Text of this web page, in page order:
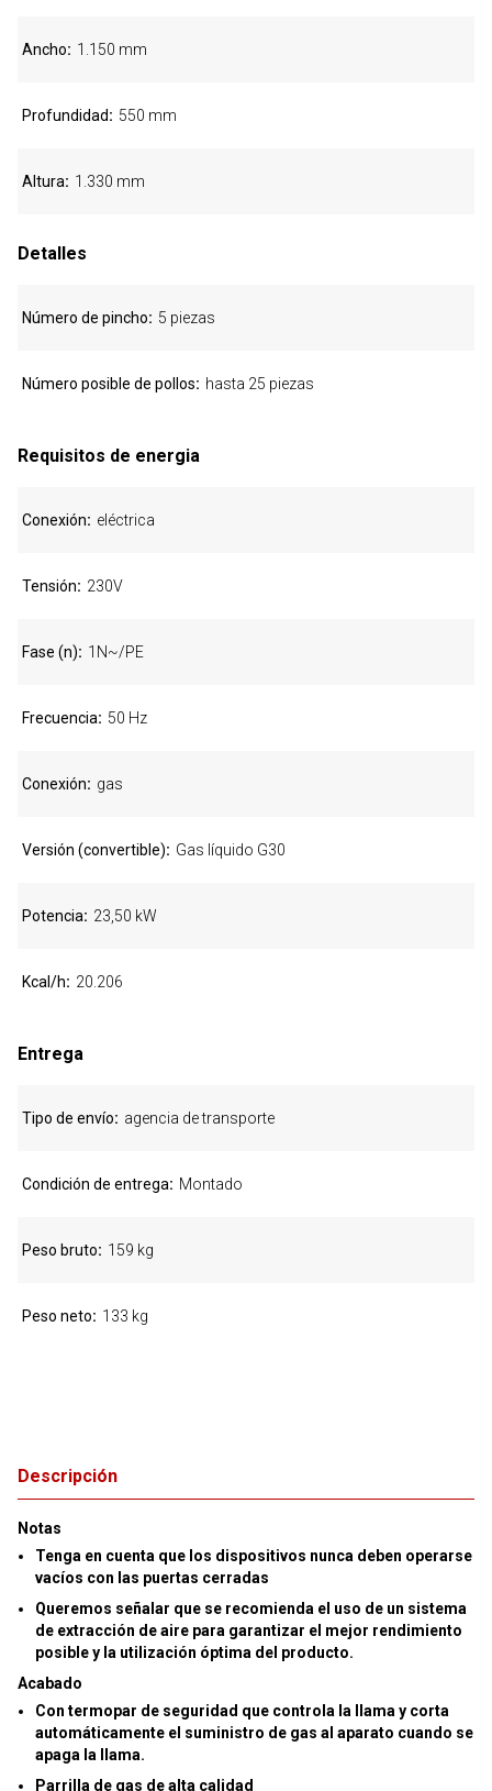
Descripción
Notas
Tenga en cuenta que los dispositivos nunca deben operarse
vacíos con las puertas cerradas
Queremos señalar que se recomienda el uso de un sistema
de extracción de aire para garantizar el mejor rendimiento
posible y la utilización óptima del producto.
Acabado
Con termopar de seguridad que controla la llama y corta
automáticamente el suministro de gas al aparato cuando se
apaga la llama.
Parrilla de gas de alta calidad
Ancho 1.150 mm
Profundidad 550 mm
Altura 1.330 mm
Detalles
Número de pincho 5 piezas
Número posible de pollos hasta 25 piezas
Requisitos de energia
Conexión eléctrica
Tensión 230V
Fase (n) 1N~/PE
Frecuencia 50 Hz
Conexión gas
Versión (convertible) Gas líquido G30
Potencia 23,50 kW
Kcal/h 20.206
Entrega
Tipo de envío agencia de transporte
Condición de entrega Montado
Peso bruto 159 kg
Peso neto 133 kg